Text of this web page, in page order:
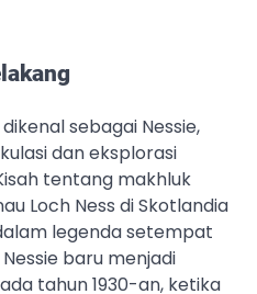
sebagai Nessie,
dan eksplorasi
tentang makhluk
Loch Ness di Skotlandia
legenda setempat
baru menjadi
tahun 1930-an, ketika